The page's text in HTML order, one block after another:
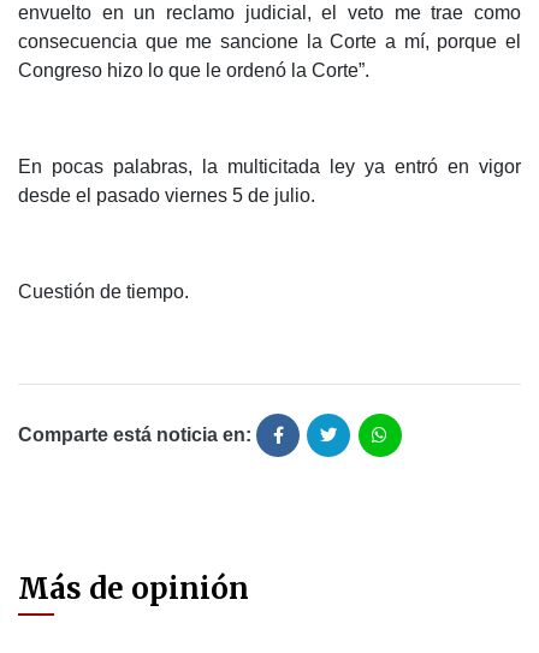
envuelto en un reclamo judicial, el veto me trae como
consecuencia que me sancione la Corte a mí, porque el
Congreso hizo lo que le ordenó la Corte”.
En pocas palabras, la multicitada ley ya entró en vigor
desde el pasado viernes 5 de julio.
Cuestión de tiempo.
Comparte está noticia en:
Más de opinión